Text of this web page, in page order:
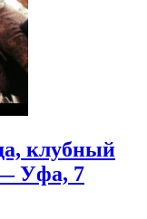
клубный
Уфа, 7